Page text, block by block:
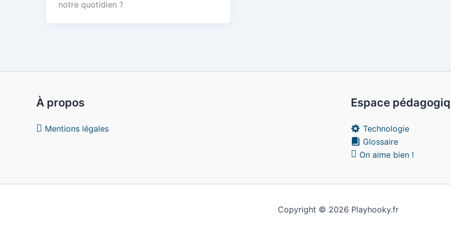
notre quotidien ?
À propos
Mentions légales
Espace
Technologie
Glossaire
On aime bien !
Copyright © 2026 Playhooky.fr